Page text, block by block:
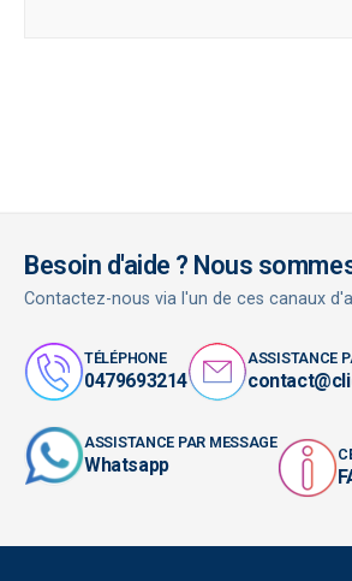
Besoin d'aide ? Nous
Contactez-nous via l'un de ces canaux
TÉLÉPHONE
0479693214
ASSISTANCE
ASSISTANCE PAR MESSAGE
Whatsapp